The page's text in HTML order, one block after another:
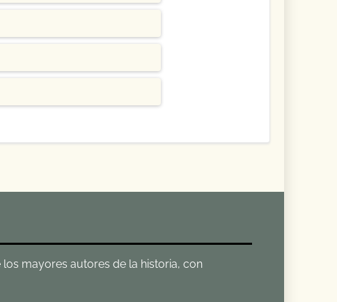
mayores autores de la historia, con